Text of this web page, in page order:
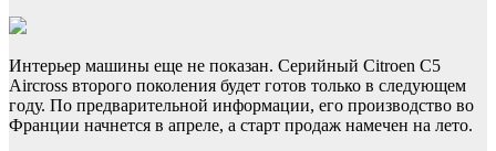
Интерьер машины еще не показан. Серийный Citroen C5
Aircross второго поколения будет готов только в следующем
году. По предварительной информации, его производство во
Франции начнется в апреле, а старт продаж намечен на лето.